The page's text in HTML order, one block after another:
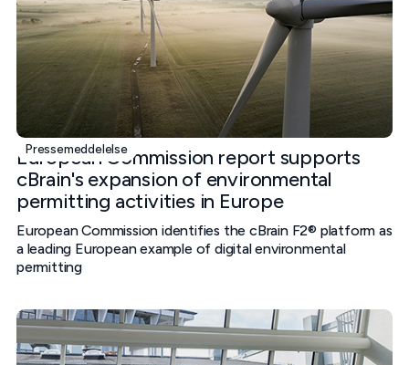
Pressemeddelelse
European Commission report supports
cBrain's expansion of environmental
permitting activities in Europe
European Commission identifies the cBrain F2® platform as
a leading European example of digital environmental
permitting